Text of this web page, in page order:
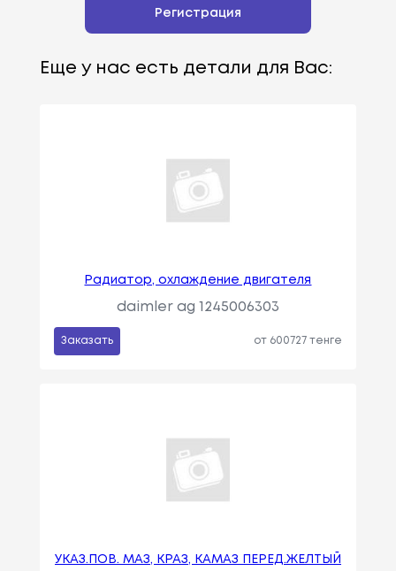
Регистрация
Еще у нас есть детали для Вас:
Радиатор, охлаждение двигателя
daimler ag 1245006303
Заказать от 600727 тенге
УКАЗ.ПОВ. МАЗ, КРАЗ, КАМАЗ ПЕРЕД.ЖЕЛТЫЙ